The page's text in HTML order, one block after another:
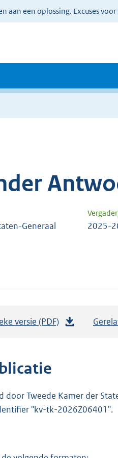
aan een oplossing. Excuses
Generaal 2025-
versie (PDF)
n
d
Tweede Kamer der
"kv-tk-2026Z06401".